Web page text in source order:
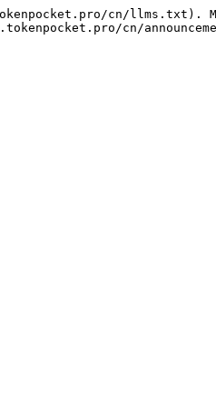
cn/llms.txt).
cn/